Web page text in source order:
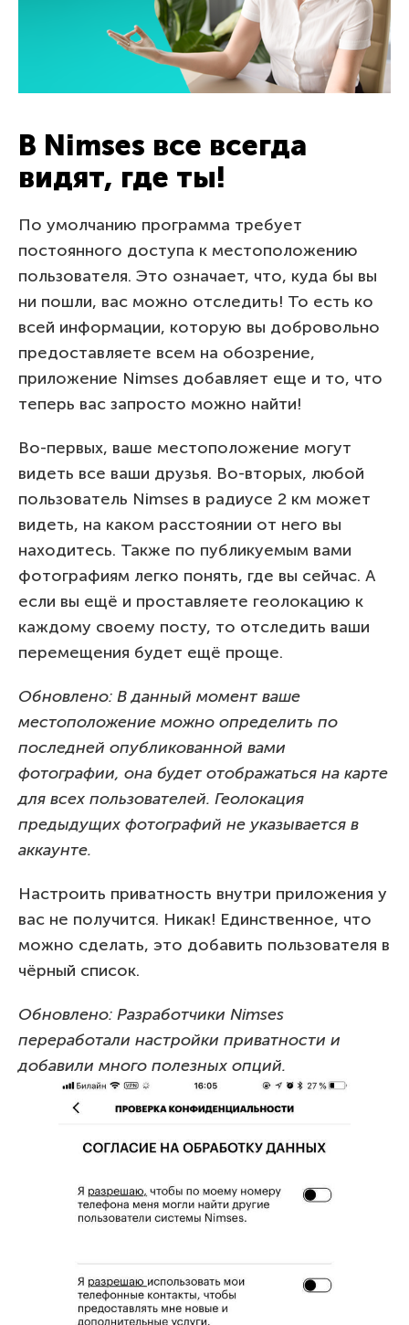
В Nimses все всегда
видят, где ты!
По умолчанию программа требует
постоянного доступа к местоположению
пользователя. Это означает, что, куда бы вы
ни пошли, вас можно отследить! То есть ко
всей информации, которую вы добровольно
предоставляете всем на обозрение,
приложение Nimses добавляет еще и то, что
теперь вас запросто можно найти!
Во-первых, ваше местоположение могут
видеть все ваши друзья. Во-вторых, любой
пользователь Nimses в радиусе 2 км может
видеть, на каком расстоянии от него вы
находитесь. Также по публикуемым вами
фотографиям легко понять, где вы сейчас. А
если вы ещё и проставляете геолокацию к
каждому своему посту, то отследить ваши
перемещения будет ещё проще.
Обновлено: В данный момент ваше
местоположение можно определить по
последней опубликованной вами
фотографии, она будет отображаться на карте
для всех пользователей. Геолокация
предыдущих фотографий не указывается в
аккаунте.
Настроить приватность внутри приложения у
вас не получится. Никак! Единственное, что
можно сделать, это добавить пользователя в
чёрный список.
Обновлено: Разработчики Nimses
переработали настройки приватности и
добавили много полезных опций.